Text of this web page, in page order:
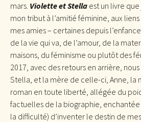
mars. Violette et Stella est un livre
mon tribut à l’amitié féminine, aux liens
mes amies – certaines depuis
de la vie qui va, de l’amour, de la
maisons, du féminisme ou plutôt des
2017, avec des retours en arrière,
Stella, et la mère de celle-ci, Anne, la
roman en toute liberté, allégée du
factuelles de la biographie,
la difficulté) d’inventer le destin de